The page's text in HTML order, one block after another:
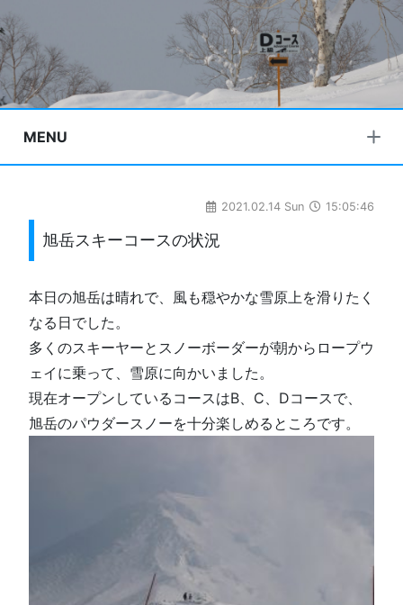
MENU
2021.02.14 Sun 15:05:46
旭岳スキーコースの状況
本日の旭岳は晴れで、風も穏やかな雪原上を滑りたく
なる日でした。
多くのスキーヤーとスノーボーダーが朝からロープウ
ェイに乗って、雪原に向かいました。
現在オープンしているコースはB、C、Dコースで、
旭岳のパウダースノーを十分楽しめるところです。